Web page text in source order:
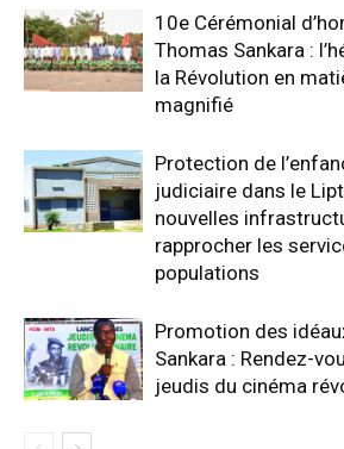
10e Cérémonial
Thomas Sankara :
la Révolution en
magnifié
Protection de
judiciaire dans le
nouvelles
rapprocher les
populations
Promotion des
Sankara : Rendez-
jeudis du cinéma